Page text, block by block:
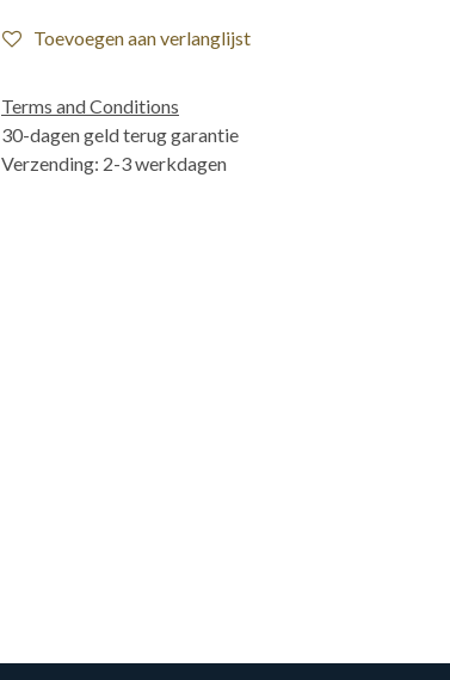
Toevoegen aan verlanglijst
Terms and Conditions
30-dagen geld terug garantie
Verzending: 2-3 werkdagen